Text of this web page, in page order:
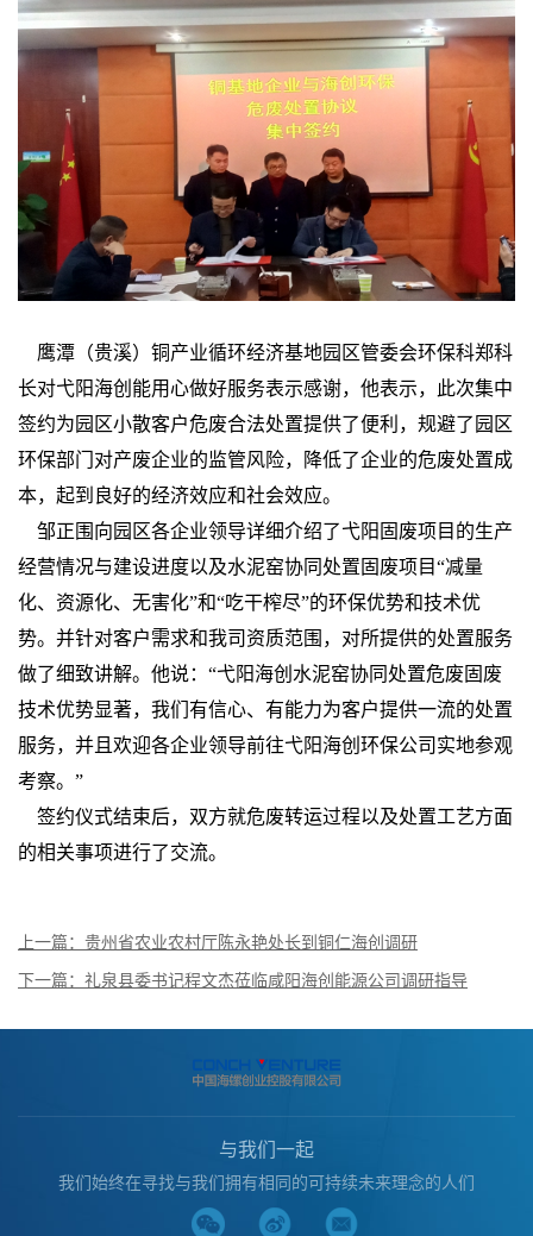
鹰潭（贵溪）铜产业循环经济基地园区管委会环保科郑科
长对弋阳海创能用心做好服务表示感谢，他表示，此次集中
签约为园区小散客户危废合法处置提供了便利，规避了园区
环保部门对产废企业的监管风险，降低了企业的危废处置成
本，起到良好的经济效应和社会效应。
邹正围向园区各企业领导详细介绍了弋阳固废项目的生产
经营情况与建设进度以及水泥窑协同处置固废项目“减量
化、资源化、无害化”和“吃干榨尽”的环保优势和技术优
势。并针对客户需求和我司资质范围，对所提供的处置服务
做了细致讲解。他说：“弋阳海创水泥窑协同处置危废固废
技术优势显著，我们有信心、有能力为客户提供一流的处置
服务，并且欢迎各企业领导前往弋阳海创环保公司实地参观
考察。”
签约仪式结束后，双方就危废转运过程以及处置工艺方面
的相关事项进行了交流。
上一篇：贵州省农业农村厅陈永艳处长到铜仁海创调研
下一篇：礼泉县委书记程文杰莅临咸阳海创能源公司调研指导
与我们一起
我们始终在寻找与我们拥有相同的可持续未来理念的人们